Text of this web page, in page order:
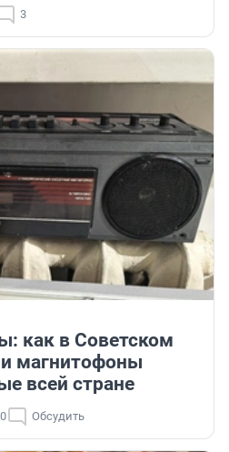
3
как в Советском
магнитофоны
всей стране
Обсудить